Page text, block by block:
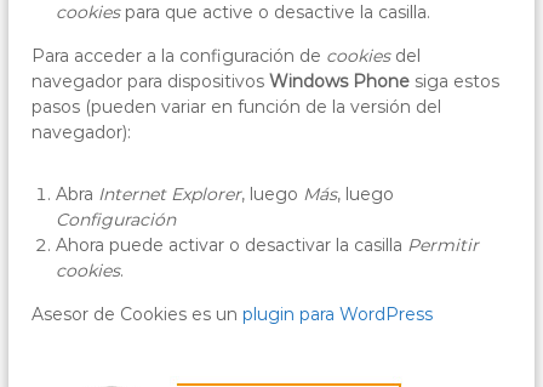
cookiespara que active o desactive la casilla.
Para acceder a la configuración de cookiesdel
navegador para dispositivosWindows Phone siga estos
pasos (pueden variar en función de la versión del
navegador):
Abra Internet Explorer, luego Más, luego
Configuración
Ahora puede activar o desactivar la casilla Permitir
cookies.
Asesor de Cookies es un plugin para WordPress